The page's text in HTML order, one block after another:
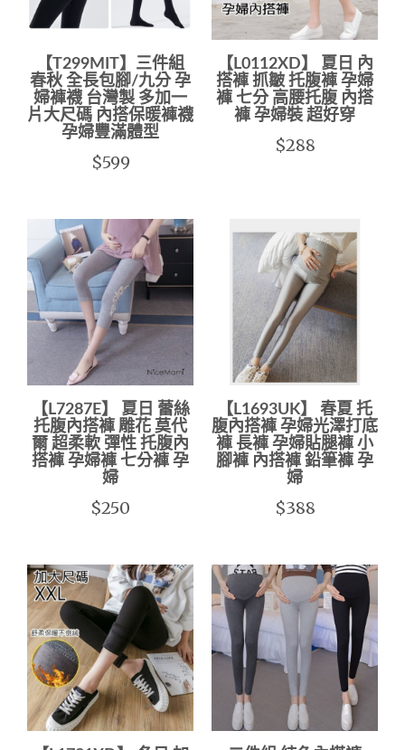
【T299MIT】三件組
春秋 全長包腳/九分 孕
婦褲襪 台灣製 多加一
片大尺碼 內搭保暖褲襪
孕婦豐滿體型
$599
【L0112XD】 夏日 內
搭褲 抓皺 托腹褲 孕婦
褲 七分 高腰托腹 內搭
褲 孕婦裝 超好穿
$288
【L7287E】 夏日 蕾絲
托腹內搭褲 雕花 莫代
爾 超柔軟 彈性 托腹內
搭褲 孕婦褲 七分褲 孕
婦
$250
【L1693UK】 春夏 托
腹內搭褲 孕婦光澤打底
褲 長褲 孕婦貼腿褲 小
腳褲 內搭褲 鉛筆褲 孕
婦
$388